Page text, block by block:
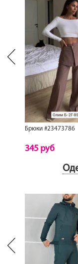
Брюки #23473786
345 руб